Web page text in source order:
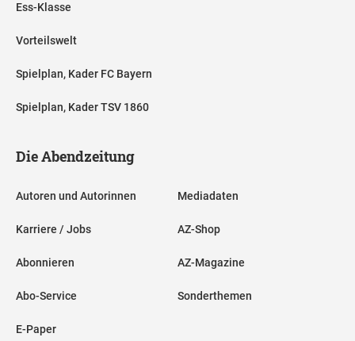
Ess-Klasse
Vorteilswelt
Spielplan, Kader FC Bayern
Spielplan, Kader TSV 1860
Die Abendzeitung
Autoren und Autorinnen
Karriere / Jobs
Abonnieren
Abo-Service
E-Paper
Mediadaten
AZ-Shop
AZ-Magazine
Sonderthemen